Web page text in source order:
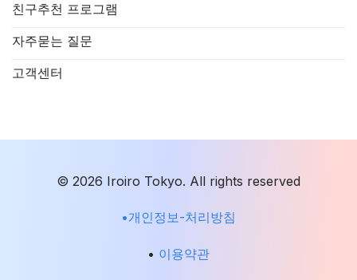
친구추천 프로그램
자주묻는 질문
고객센터
© 2026 Iroiro Tokyo. All rights reserved
•개인정보-처리방침
• 이용약관